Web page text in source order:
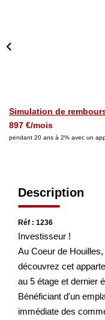
Simulation de
897 €/mois
pendant 20 ans à 2% avec un
Description
Réf : 1236
Investisseur !
Au Coeur de
découvrez cet
au 5 étage et dernier
Bénéficiant d'un
immédiate des